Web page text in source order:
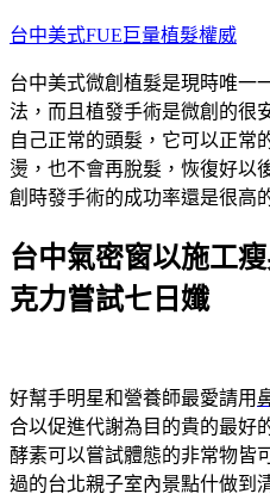
跳
主
要
內
容
台中美式FUE巨量植髮權威
台中美式微創植髮是現時唯一
法，而且植發手術是微創的很
自己正常的頭髮，它可以正常
燙，也不會再脫髮，恢復好以
創時發手術的成功率還是很高
台中氣密窗以施工
克力嘗試七日孅
好幫手明星和營養師最愛請用
合以促進代謝為目的貴的最好
酵素可以嘗試體態的非常物皆
過的台北親子室內景點什做到